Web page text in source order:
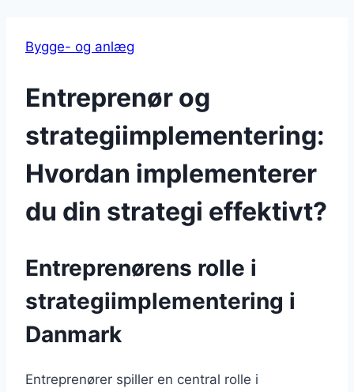
Bygge- og anlæg
Entreprenør og
strategiimplementering:
Hvordan implementerer
du din strategi effektivt?
Entreprenørens rolle i
strategiimplementering i
Danmark
Entreprenører spiller en central rolle i